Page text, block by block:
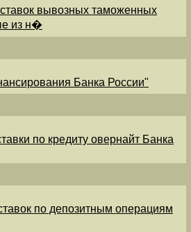
вывозных таможенных
из н�
Банка России"
по кредиту овернайт Банка
по депозитным операциям